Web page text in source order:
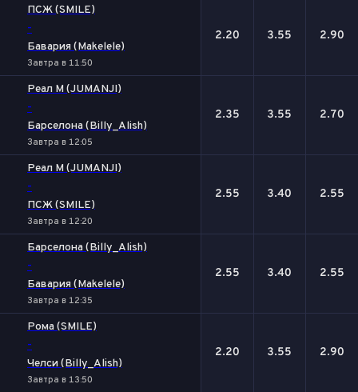
ПСЖ (SMILE)
-
Бавария (Makelele)
Завтра в 11:50
2.20 3.55 2.90
Реал М (JUMANJI)
-
Барселона (Billy_Alish)
Завтра в 12:05
2.35 3.55 2.70
Реал М (JUMANJI)
-
ПСЖ (SMILE)
Завтра в 12:20
2.55 3.40 2.55
Барселона (Billy_Alish)
-
Бавария (Makelele)
Завтра в 12:35
2.55 3.40 2.55
Рома (SMILE)
-
Челси (Billy_Alish)
Завтра в 13:50
2.20 3.55 2.90